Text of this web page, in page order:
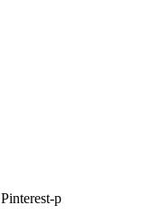
Pinterest-p